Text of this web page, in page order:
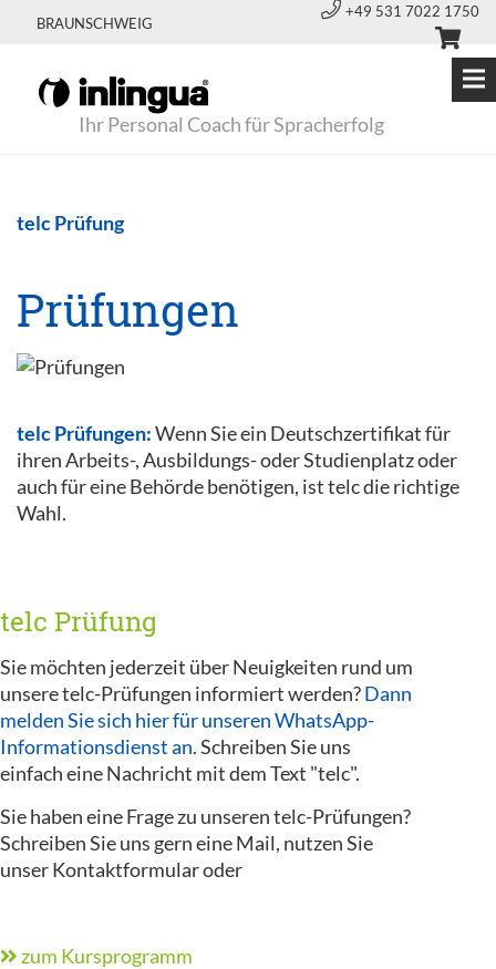
BRAUNSCHWEIG
+49 531 7022 1750
Ihr Personal Coach für Spracherfolg
telc Prüfung
Prüfungen
telc Prüfungen:Wenn Sie ein Deutschzertifikat für
ihren Arbeits-, Ausbildungs- oder Studienplatz oder
auch für eine Behörde benötigen, ist telc die richtige
Wahl.
telc Prüfung
Sie möchten jederzeit über Neuigkeiten rund um
unsere telc-Prüfungen informiert werden?Dann
melden Sie sich hier für unseren WhatsApp-
Informationsdienst an. Schreiben Sie uns
einfach eine Nachricht mit dem Text "telc".
Sie haben eine Frage zu unseren telc-Prüfungen?
Schreiben Sie uns gern eine Mail, nutzen Sie
unser Kontaktformular oder
zum Kursprogramm